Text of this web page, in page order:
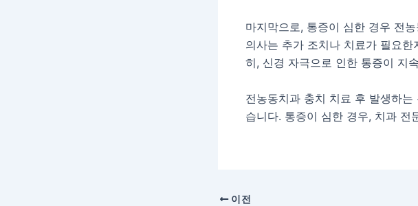
마지막으로, 통증이 심한 경우 전
의사는 추가 조치나 치료가 필요
히, 신경 자극으로 인한 통증이 지
전농동치과 충치 치료 후 발생하
습니다. 통증이 심한 경우, 치과 전
이전